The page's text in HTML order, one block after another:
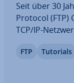
Seit über 30
Protocol
TCP/IP-
Download
FTP Tutorials